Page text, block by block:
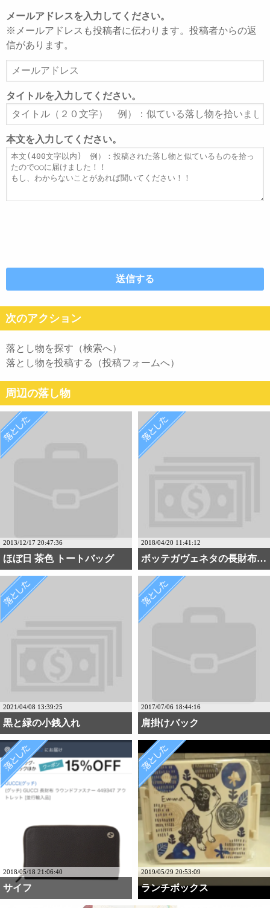
メールアドレスを入力してください。
※メールアドレスも投稿者に伝わります。投稿者からの返
信があります。
ー
ル
ア
ド
レ
ス
タイトルを入力してください。
タ
イ
ト
ル
本文を入力してください。
本
文
次のアクション
落とし物を探す（検索へ）
落とし物を投稿する（投稿フォームへ）
周辺の落し物
2013/12/17 20:47:36
ほぼ日 茶色 トートバッグ
2018/04/20 11:41:12
ボッテガヴェネタの長財布・・・
2021/04/08 13:39:25
黒と緑の小銭入れ
2017/07/06 18:44:16
肩掛けバック
2018/05/18 21:06:40
サイフ
2019/05/29 20:53:09
ランチボックス